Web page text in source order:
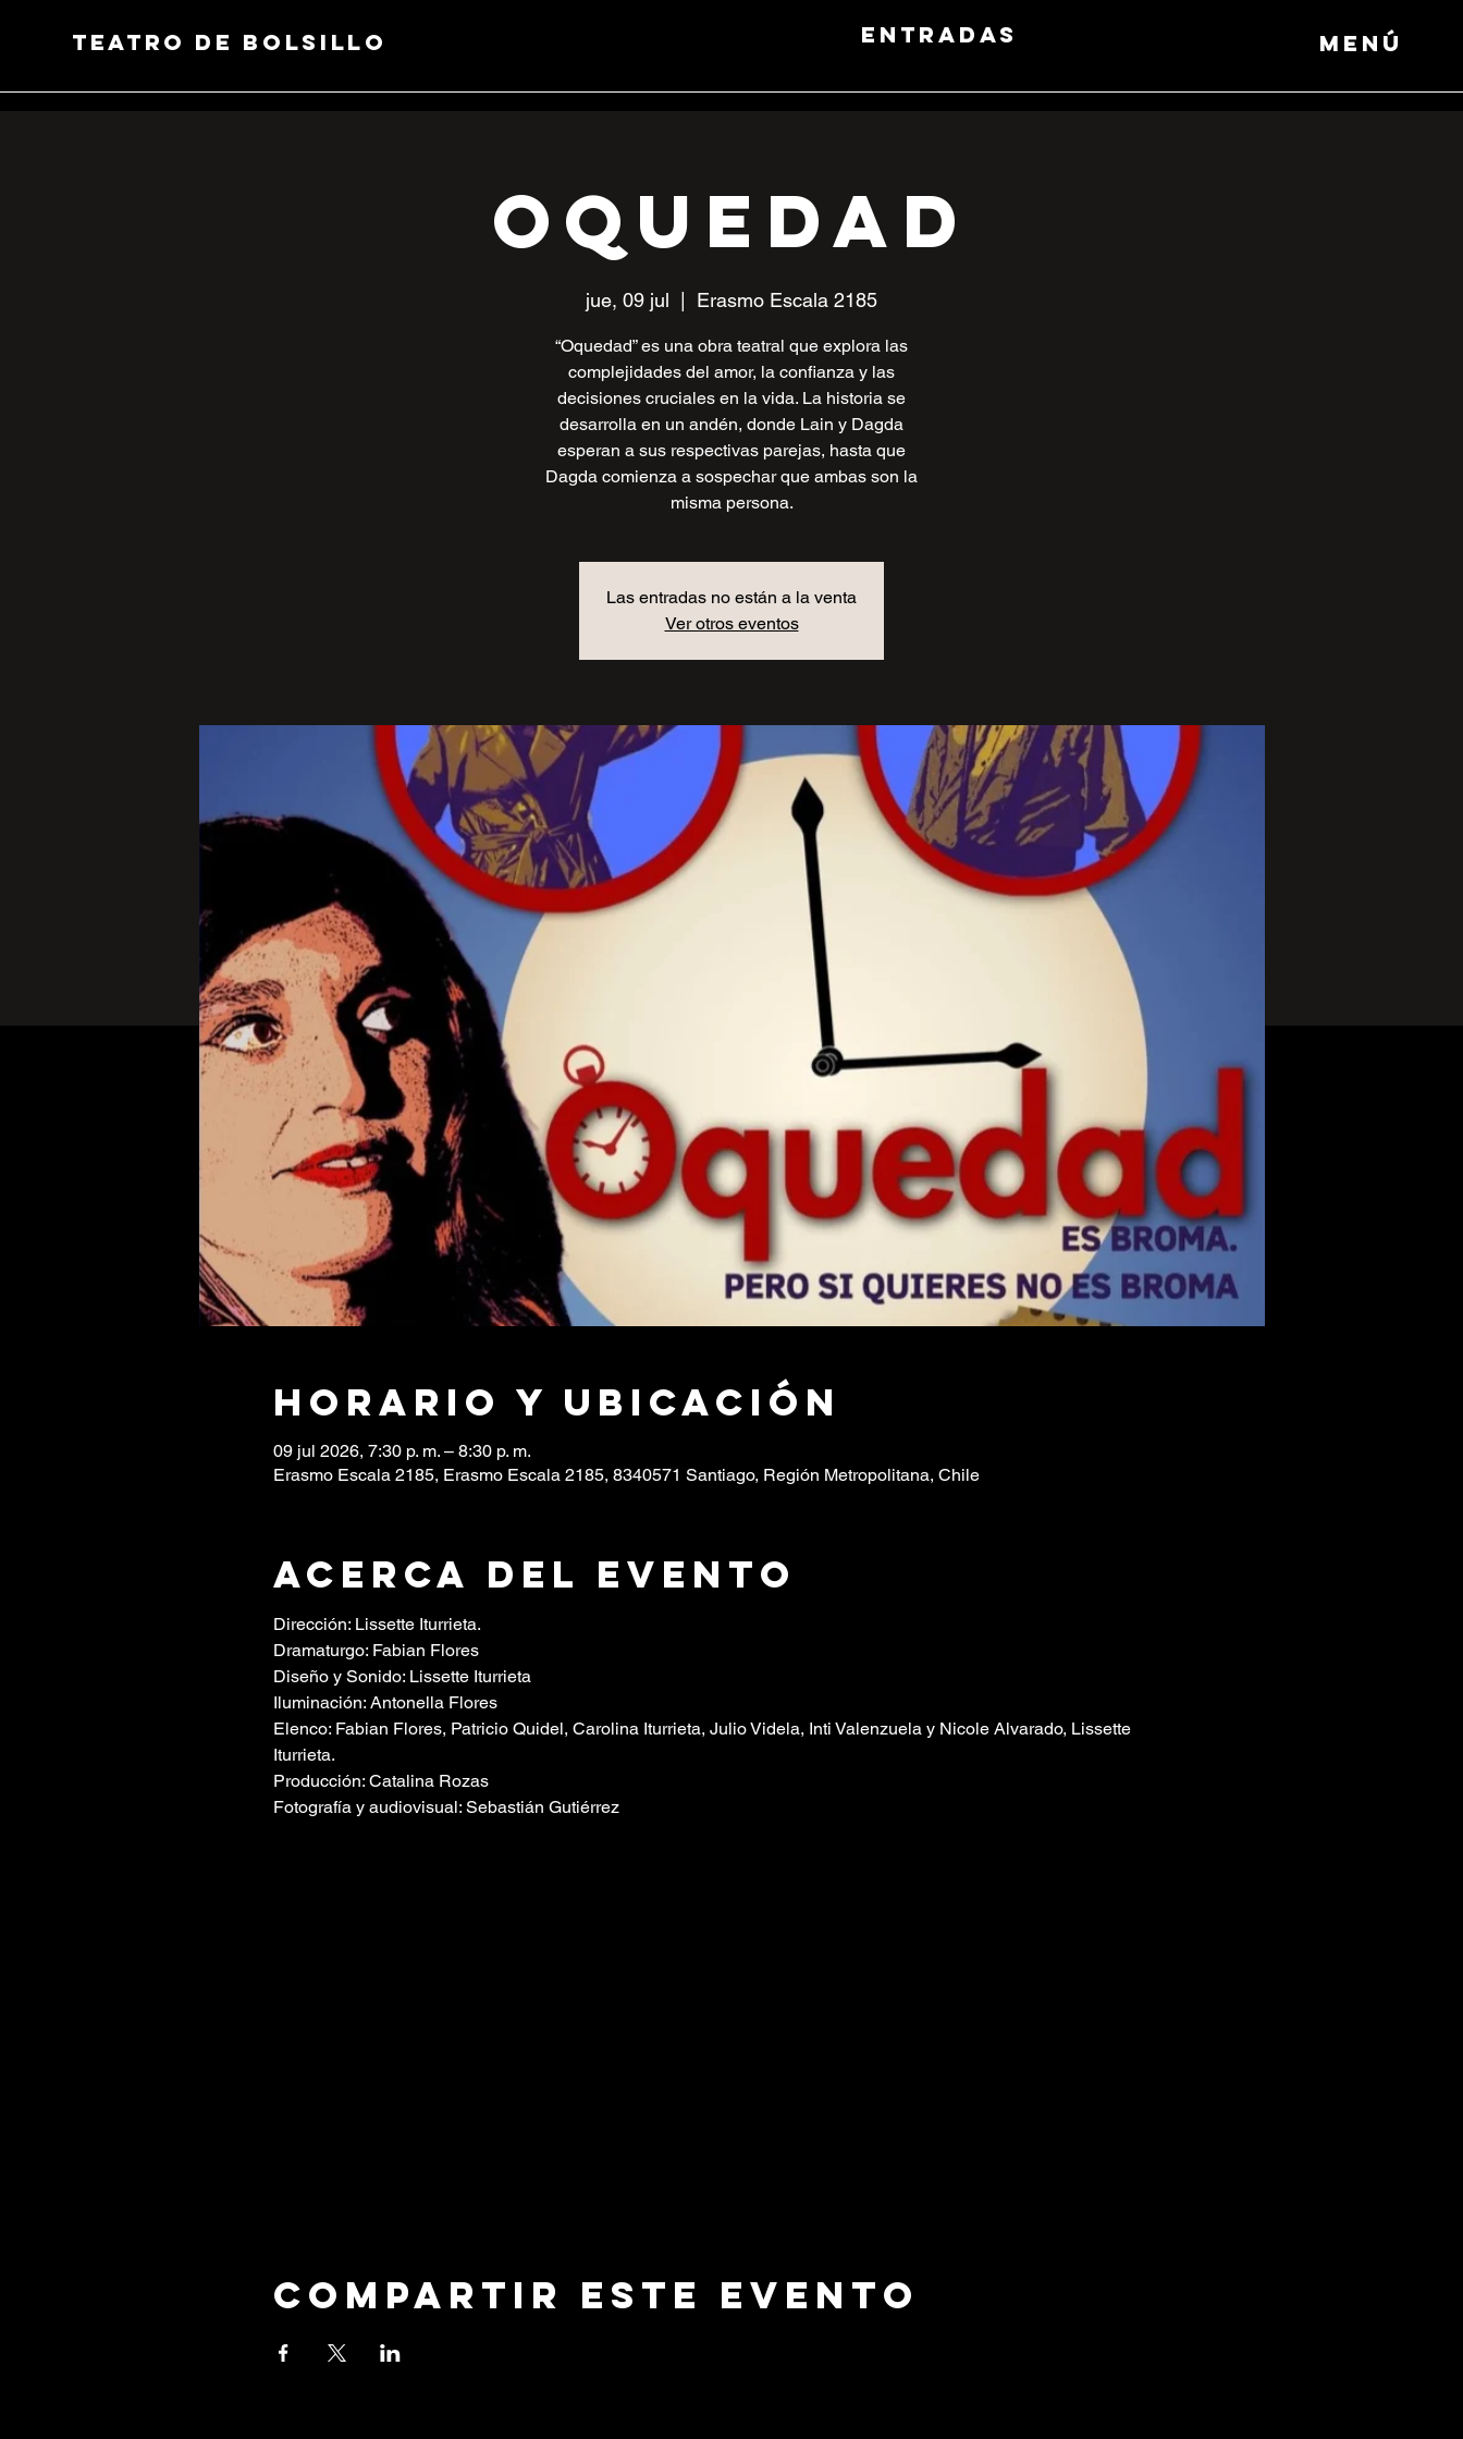
Teatro de Bolsillo Menú
entradas
Oquedad
jue, 09 jul Erasmo Escala 2185
“Oquedad” es una obra teatral que explora las
complejidades del amor, la confianza y las
decisiones cruciales en la vida. La historia se
desarrolla en un andén, donde Lain y Dagda
esperan a sus respectivas parejas, hasta que
Dagda comienza a sospechar que ambas son la
misma persona.
Las entradas no están a la venta
Ver otros eventos
Horario y ubicación
09 jul 2026, 7:30 p. m. – 8:30 p. m.
Erasmo Escala 2185, Erasmo Escala 2185, 8340571 Santiago, Región Metropolitana, Chile
Acerca del evento
Dirección: Lissette Iturrieta.
Dramaturgo: Fabian Flores
Diseño y Sonido: Lissette Iturrieta
Iluminación: Antonella Flores
Elenco: Fabian Flores, Patricio Quidel, Carolina Iturrieta, Julio Videla, Inti Valenzuela y Nicole Alvarado, Lissette
Iturrieta.
Producción: Catalina Rozas
Fotografía y audiovisual: Sebastián Gutiérrez
Compartir este evento